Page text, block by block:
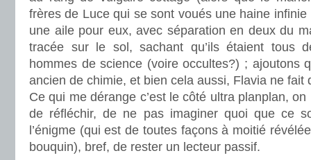
frères de Luce qui se sont voués une haine
une aile pour eux, avec séparation en deux du
tracée sur le sol, sachant qu’ils étaient tous
hommes de science (voire occultes?) ; ajoutons
ancien de chimie, et bien cela aussi, Flavia ne fait
Ce qui me dérange c’est le côté ultra planplan,
de réfléchir, de ne pas imaginer quoi que ce
l’énigme (qui est de toutes façons à moitié
bouquin), bref, de rester un lecteur passif.